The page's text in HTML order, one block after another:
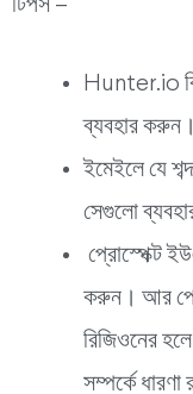
টিপস –
Hunter.io
ব্যবহার করুন।
ইমেইলে যে
সেগুলো
প্রোস্পেক্ট
করুন। আর
রিজিওনের
সম্পর্কে ধারণা